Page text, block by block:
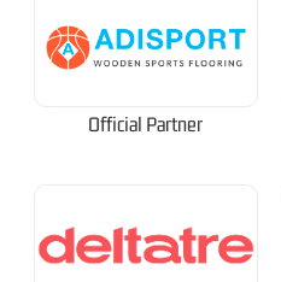
Official Partner